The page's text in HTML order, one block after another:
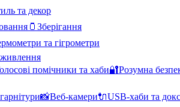
та декор
🫙 Зберігання
та гігрометри
помічники та хаби🔐Розумна
📸Веб-камери🔌USB-хаби та